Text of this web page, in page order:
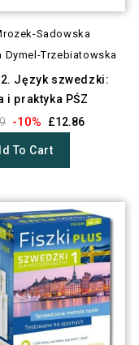
Sadowska
Dymel-Trzebiatowska
Język szwedzki:
i praktyka PŚZ
-10% £12.86
To Cart